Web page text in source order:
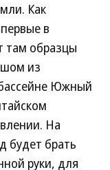
Как
в
там образцы
из
Южный
На
будет брать
руки, для